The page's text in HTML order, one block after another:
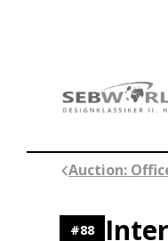
Auction:
#88